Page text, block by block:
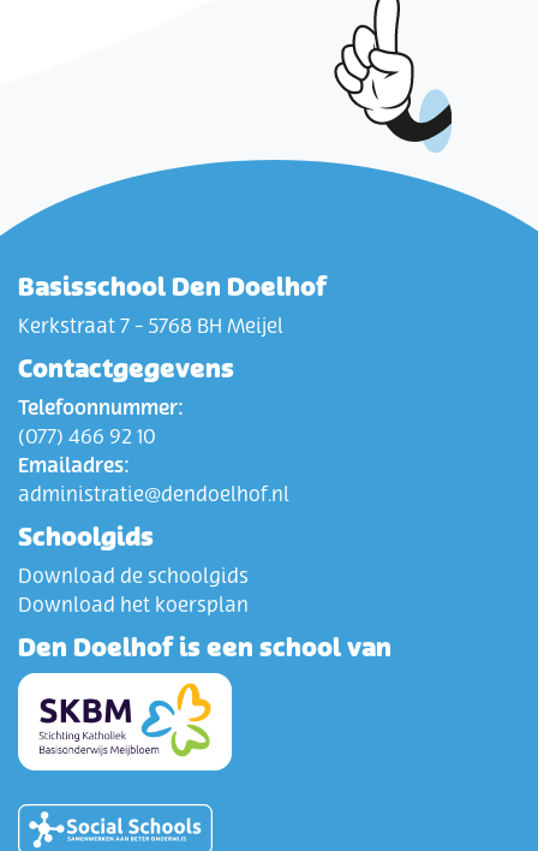
Basisschool Den Doelhof
Kerkstraat 7 - 5768 BH Meijel
Contactgegevens
Telefoonnummer:
(077) 466 92 10
Emailadres:
administratie@dendoelhof.nl
Schoolgids
Download de schoolgids
Download het koersplan
Den Doelhof is een school van